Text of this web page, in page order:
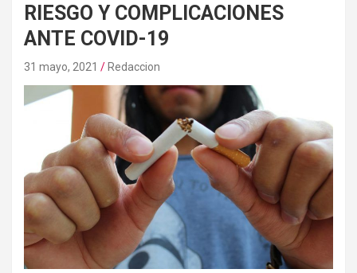
RIESGO Y COMPLICACIONES
ANTE COVID-19
31 mayo, 2021 Redaccion